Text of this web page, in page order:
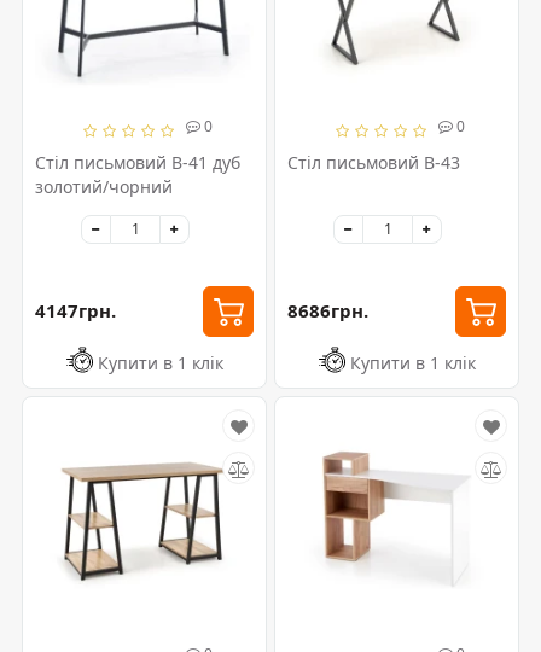
0
Стіл письмовий B-41 дуб
золотий/чорний
4147грн.
Купити в 1 клік
0
Стіл письмовий B-43
8686грн.
Купити в 1 клік